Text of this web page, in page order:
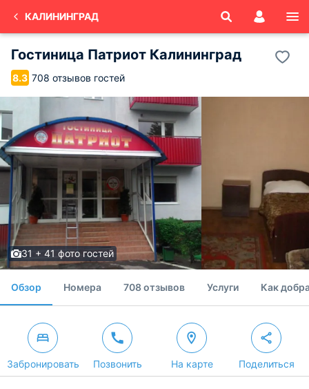
КАЛИНИНГРАД
Гостиница Патриот Калининград
8.3 708 отзывов гостей
31 + 41 фото гостей
Обзор Номера 708 отзывов Услуги Как
Забронировать Позвонить На карте Поделиться